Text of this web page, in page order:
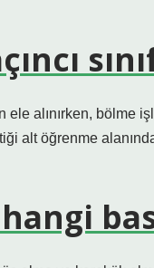
alınırken, bölme
alt öğrenme